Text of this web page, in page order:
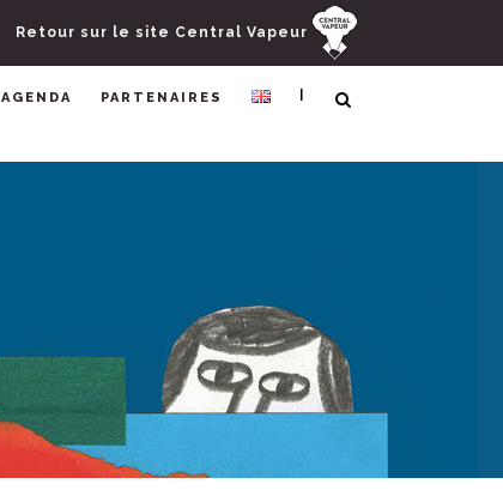
Retour sur le site Central Vapeur
AGENDA PARTENAIRES